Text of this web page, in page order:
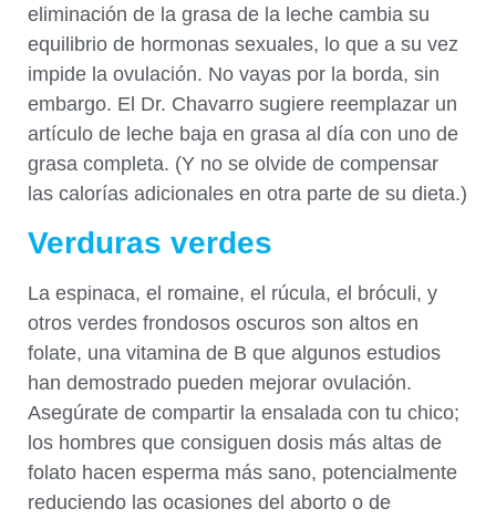
eliminación de la grasa de la leche cambia su
equilibrio de hormonas sexuales, lo que a su vez
impide la ovulación. No vayas por la borda, sin
embargo. El Dr. Chavarro sugiere reemplazar un
artículo de leche baja en grasa al día con uno de
grasa completa. (Y no se olvide de compensar
las calorías adicionales en otra parte de su dieta.)
Verduras verdes
La espinaca, el romaine, el rúcula, el bróculi, y
otros verdes frondosos oscuros son altos en
folate, una vitamina de B que algunos estudios
han demostrado pueden mejorar ovulación.
Asegúrate de compartir la ensalada con tu chico;
los hombres que consiguen dosis más altas de
folato hacen esperma más sano, potencialmente
reduciendo las ocasiones del aborto o de